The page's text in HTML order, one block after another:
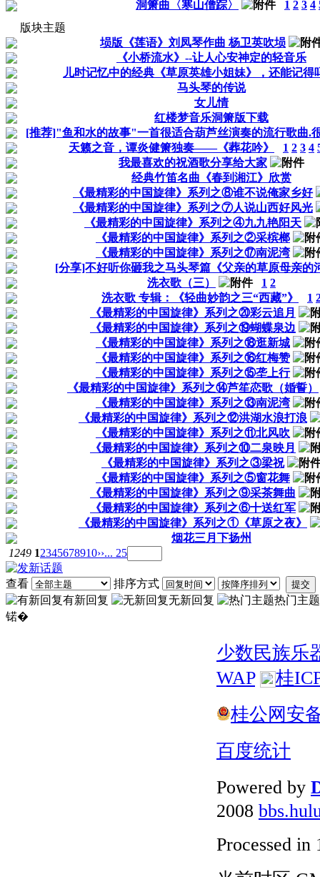
洞箫曲〈寒山僧踪〉
1 2 3 4
版块主题
埙版《莲语》刘凤琴作曲 杨卫英吹埙
《小桥流水》--让人心安神定的轻音乐
儿时记忆中的经典《草原英雄小姐妹》，还能记得
马头琴的传说
女儿情
红楼梦音乐洞箫版下载
[推荐]"鱼和水的故事"一首很适合葫芦丝演奏的流行歌曲.
天籁之音，谭炎健箫独奏——《葬花吟》
1 2 3 4
我最喜欢的祝酒歌分享给大家
经典竹笛名曲《春到湘江》欣赏
《最精彩的中国旋律》系列之⑧谁不说俺家乡好
《最精彩的中国旋律》系列之⑦人说山西好风光
《最精彩的中国旋律》系列之④九九艳阳天
《最精彩的中国旋律》系列之②采槟榔
《最精彩的中国旋律》系列之⑰南泥湾
[分享]不好听你砸我之马头琴篇《父亲的草原母亲的
洗衣歌（三）
1 2
洗衣歌 专辑：《轻曲妙韵之三“西藏”》
1
《最精彩的中国旋律》系列之⑳彩云追月
《最精彩的中国旋律》系列之⑲蝴蝶泉边
《最精彩的中国旋律》系列之⑱逛新城
《最精彩的中国旋律》系列之⑯红梅赞
《最精彩的中国旋律》系列之⑮垄上行
《最精彩的中国旋律》系列之⑭芦笙恋歌（婚誓）
《最精彩的中国旋律》系列之⑬南泥湾
《最精彩的中国旋律》系列之⑫洪湖水浪打浪
《最精彩的中国旋律》系列之⑪北风吹
《最精彩的中国旋律》系列之⑩二泉映月
《最精彩的中国旋律》系列之③梁祝
《最精彩的中国旋律》系列之⑤窗花舞
《最精彩的中国旋律》系列之⑨采茶舞曲
《最精彩的中国旋律》系列之⑥十送红军
《最精彩的中国旋律》系列之①《草原之夜》
烟花三月下扬州
1249 12345678910››... 25
查看 排序方式 提交
有新回复 无新回复
热门主题
锘�
少数民族乐
WAP
桂
桂公网安
百度统计
Powered by
2008
Processed in